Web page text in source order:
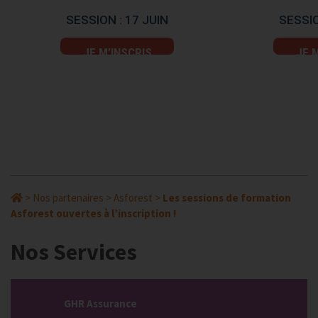
SESSION : 17 JUIN
JE M’INSCRIS JE
> Nos partenaires > Asforest > Les sessions de formation
Asforest ouvertes à l’inscription !
Nos Services
GHR Assurance